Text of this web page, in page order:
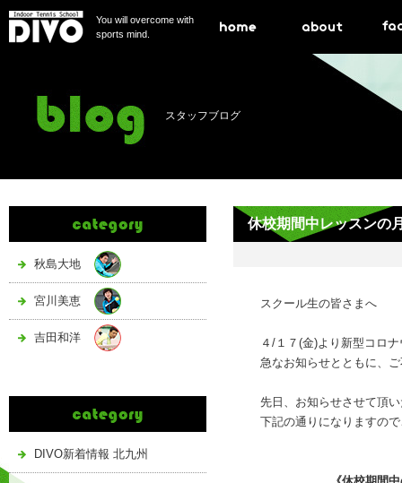
You will overcome with
sports mind.
スタッフブログ
休校期間中レッスンの
スクール生の皆さまへ
４/１７(金)より新型コロ
急なお知らせとともに、
先日、お知らせさせて頂
下記の通りになりますの
秋島大地
宮川美恵
吉田和洋
DIVO新着情報 北九州